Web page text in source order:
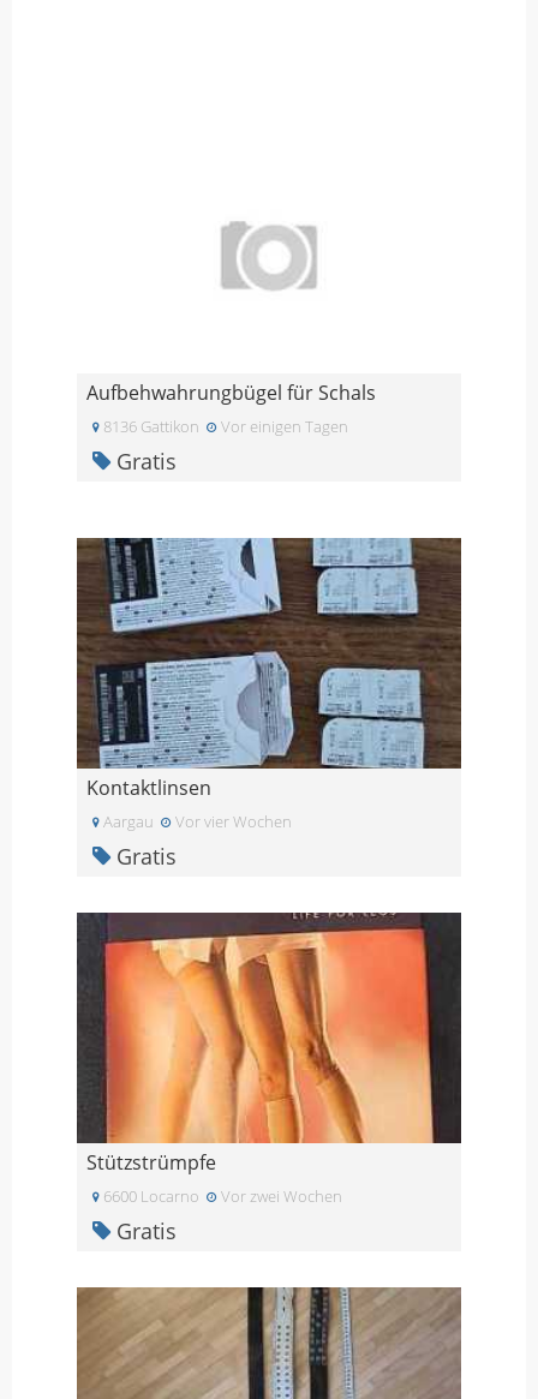
Aufbehwahrungbügel für Schals
8136 Gattikon Vor einigen Tagen
Gratis
Kontaktlinsen
Aargau Vor vier Wochen
Gratis
Stützstrümpfe
6600 Locarno Vor zwei Wochen
Gratis